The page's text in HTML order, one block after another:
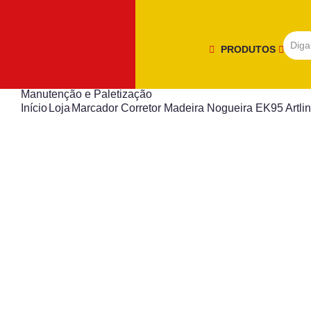
PRODUTOS
Manutenção e Paletização
Início Loja Marcador Corretor Madeira Nogueira EK95